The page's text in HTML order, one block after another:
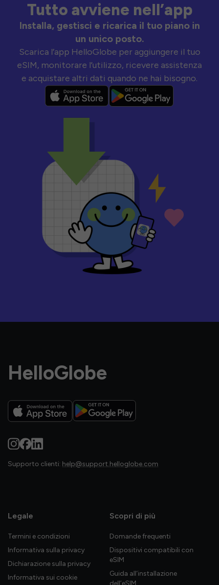
Tutto avviene nell’app
Installa, gestisci e ricarica il tuo piano in
un unico posto.
Scarica l’app HelloGlobe per aggiungere il tuo
eSIM, monitorare l’utilizzo, ricevere assistenza
e acquistare altri dati quando ne hai bisogno.
HelloGlobe
Supporto clienti: help@support.helloglobe.com
Legale
Termini e condizioni
Informativa sulla privacy
Dichiarazione sulla privacy
Informativa sui cookie
Scopri di più
Domande frequenti
Dispositivi compatibili con
eSIM
Guida all’installazione
dell’eSIM